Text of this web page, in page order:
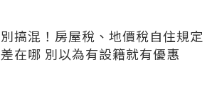
別搞混！房屋稅、地價稅自住規定
差在哪 別以為有設籍就有優惠